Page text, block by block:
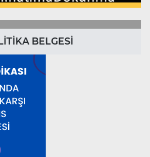
BELGESİ